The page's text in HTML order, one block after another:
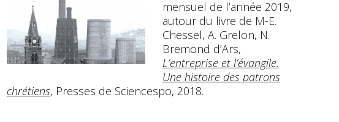
mensuel de l’année 2019,
autour du livre de M-E.
Chessel, A. Grelon, N.
Bremond d’Ars,
L’entreprise et l’évangile.
Une histoire des patrons
chrétiens, Presses de Sciencespo, 2018.